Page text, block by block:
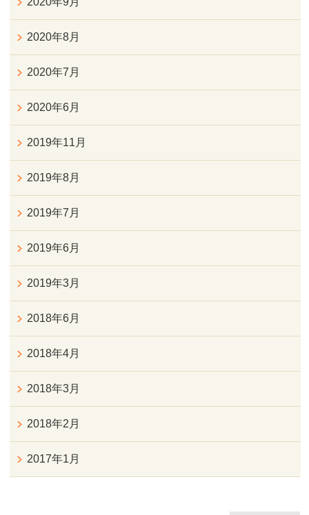
2020年8月
2020年7月
2020年6月
2019年11月
2019年8月
2019年7月
2019年6月
2019年3月
2018年6月
2018年4月
2018年3月
2018年2月
2017年1月